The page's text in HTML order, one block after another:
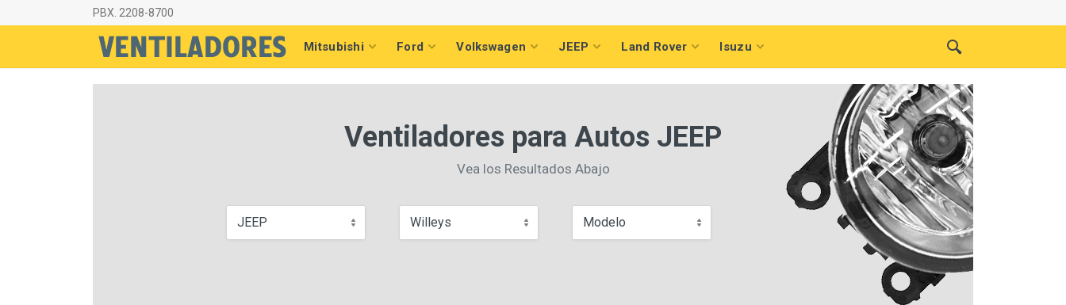
PBX. 2208-8700
Mitsubishi Ford Volkswagen JEEP Land Rover Isuzu
Ventiladores para Autos JEEP
Vea los Resultados Abajo
JEEP Willeys Modelo